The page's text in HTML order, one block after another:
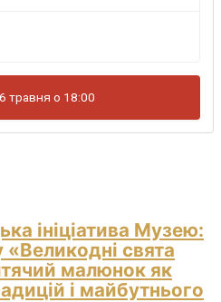
травня о 18:00
ініціатива Музею:
свята
малюнок як
і майбутнього